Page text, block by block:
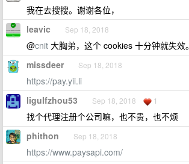
我在去搜搜。谢谢各位，
leavic Sep 18, 2018
@cnit 大胸弟，这个 cookies 十分钟就失效。
missdeer Sep 18, 2018
https://pay.yii.li
ligulfzhou53 Sep 18, 2018 1
找个代理注册个公司嘛，也不贵，也不烦
phithon Sep 18, 2018
https://www.paysapi.com/